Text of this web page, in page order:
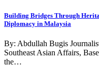
Building Bridges Through
Diplomacy in Malaysia
By: Abdullah Bugis
Southeast Asian Affairs,
the…